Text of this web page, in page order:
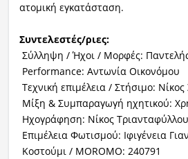
ατομική εγκατάσταση.
Συντελεστές/ριες:
Σύλληψη / Ήχοι / Μορφές:
Performance: Αντωνία Οικονόμου
Τεχνική επιμέλεια / Στήσιμο:
Μίξη & Συμπαραγωγή ηχητικού:
Ηχογράφηση: Νίκος Τριανταφύλλου
Επιμέλεια Φωτισμού: Ιφιγένεια
Κοστούμι / MOROMO: 240791